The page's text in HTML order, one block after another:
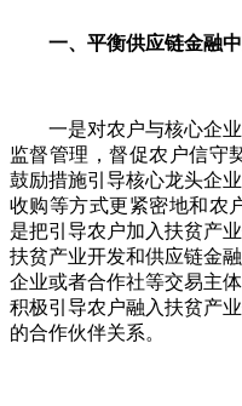
一、平衡供应链金融中
一是对农户与核心企业
监督管理，督促农户信守
鼓励措施引导核心龙头企
收购等方式更紧密地和农
是把引导农户加入扶贫产
扶贫产业开发和供应链金
企业或者合作社等交易主
积极引导农户融入扶贫产
的合作伙伴关系。